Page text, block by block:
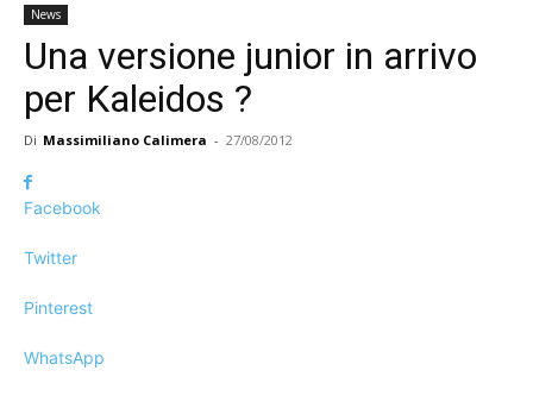
News
Una versione junior in arrivo
per Kaleidos ?
Di Massimiliano Calimera - 27/08/2012
Facebook
Twitter
Pinterest
WhatsApp